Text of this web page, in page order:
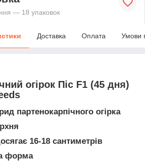
— 18 упаковок
Доставка Оплата Умови
огірок Піс F1 (45 дня)
партенокарпічного огірка
16-18 сантиметрів
форма